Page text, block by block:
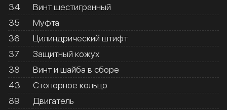
34
Винт шестигранный
35
Муфта
36
Цилиндрический штифт
37
Защитный кожух
38
Винт и шайба в сборе
43
Стопорное кольцо
89
Двигатель